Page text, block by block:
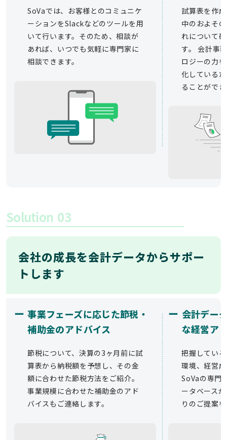
SoVaでは、お客様とのコミュニケ
ーションをSlackなどのツールを用
いて行います。そのため、相談が
あれば、いつでも気軽に専門家に
相談できます。
試算表を作
中のおよそ
れについて
す。 会計事
ロジーの力
化している
ることがで
Solution 03
会社の成長を会計データからサポー
トします
ー 事業フェーズに応じた節税・
補助金のアドバイス
節税について、決算の3ヶ月前に試
算表から納税額を予想し、その金
額に合わせた節税方法をご紹介。
事業規模に合わせた補助金のアド
バイスもご連絡します。
ー 会計デー
な経営ア
把握してい
環境、経営
SoVaの専門
ータベース
りのご提案